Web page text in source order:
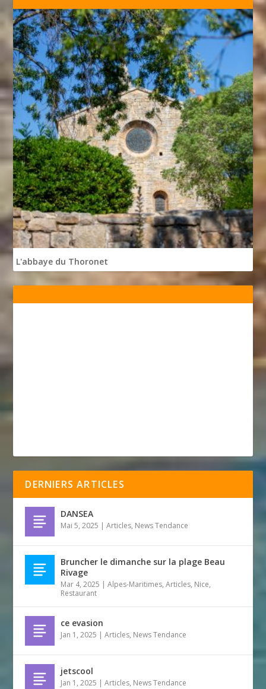
L'abbaye du Thoronet
DERNIERS ARTICLES
DANSEA
Mai 5, 2025 |Articles, News Tendance
Bruncher le dimanche sur la plage Beau
Rivage
Mar 4, 2025 |Alpes-Maritimes,Articles, Nice,
Restaurant
ce evasion
Jan 1, 2025 |Articles, News Tendance
jetscool
Jan 1, 2025 |Articles, News Tendance